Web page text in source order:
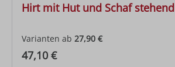
Hirt mit Hut und Schaf stehend
Varianten ab 27,90 €
Regulärer Preis:
47,10 €